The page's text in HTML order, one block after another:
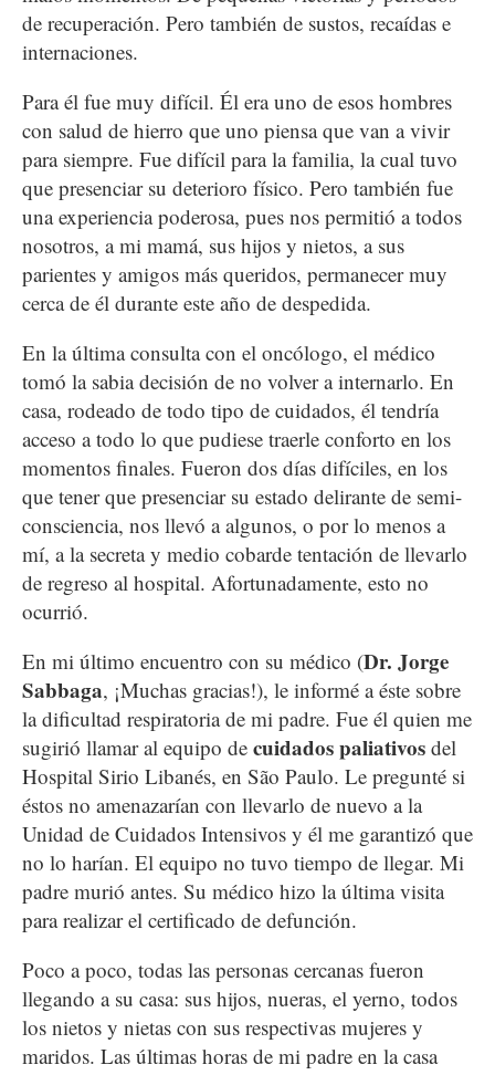
de recuperación. Pero también de sustos, recaídas e
internaciones.
Para él fue muy difícil. Él era uno de esos hombres
con salud de hierro que uno piensa que van a vivir
para siempre. Fue difícil para la familia, la cual tuvo
que presenciar su deterioro físico. Pero también fue
una experiencia poderosa, pues nos permitió a todos
nosotros, a mi mamá, sus hijos y nietos, a sus
parientes y amigos más queridos, permanecer muy
cerca de él durante este año de despedida.
En la última consulta con el oncólogo, el médico
tomó la sabia decisión de no volver a internarlo. En
casa, rodeado de todo tipo de cuidados, él tendría
acceso a todo lo que pudiese traerle conforto en los
momentos finales. Fueron dos días difíciles, en los
que tener que presenciar su estado delirante de semi-
consciencia, nos llevó a algunos, o por lo menos a
mí, a la secreta y medio cobarde tentación de llevarlo
de regreso al hospital. Afortunadamente, esto no
ocurrió.
En mi último encuentro con su médico (Dr. Jorge
Sabbaga, ¡Muchas gracias!), le informé a éste sobre
la dificultad respiratoria de mi padre. Fue él quien me
sugirió llamar al equipo de cuidados paliativos del
Hospital Sirio Libanés, en São Paulo. Le pregunté si
éstos no amenazarían con llevarlo de nuevo a la
Unidad de Cuidados Intensivos y él me garantizó que
no lo harían. El equipo no tuvo tiempo de llegar. Mi
padre murió antes. Su médico hizo la última visita
para realizar el certificado de defunción.
Poco a poco, todas las personas cercanas fueron
llegando a su casa: sus hijos, nueras, el yerno, todos
los nietos y nietas con sus respectivas mujeres y
maridos. Las últimas horas de mi padre en la casa